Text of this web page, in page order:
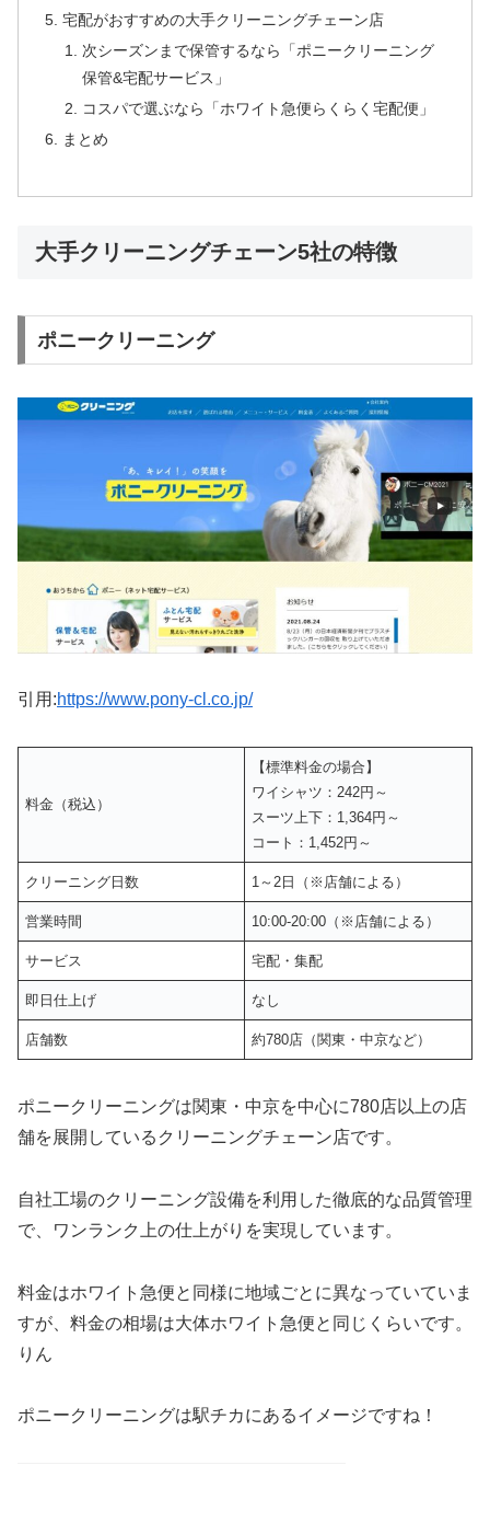
宅配がおすすめの大手クリーニングチェーン店
次シーズンまで保管するなら「ポニークリーニング
保管&宅配サービス」
コスパで選ぶなら「ホワイト急便らくらく宅配便」
まとめ
大手クリーニングチェーン5社の特徴
ポニークリーニング
引用:https://www.pony-cl.co.jp/
料金（税込）
【標準料金の場合】
ワイシャツ：242円～
スーツ上下：1,364円～
コート：1,452円～
クリーニング日数 1～2日（※店舗による）
営業時間 10:00-20:00（※店舗による）
サービス 宅配・集配
即日仕上げ なし
店舗数 約780店（関東・中京など）
ポニークリーニングは関東・中京を中心に780店以上の店
舗を展開しているクリーニングチェーン店です。
自社工場のクリーニング設備を利用した徹底的な品質管理
で、ワンランク上の仕上がりを実現しています。
料金はホワイト急便と同様に地域ごとに異なっていていま
すが、料金の相場は大体ホワイト急便と同じくらいです。
りん
ポニークリーニングは駅チカにあるイメージですね！